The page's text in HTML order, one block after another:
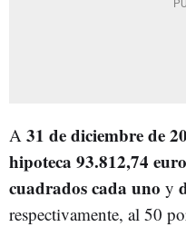
A 31 de diciembre de
hipoteca 93.812,74
cuadrados cada uno y
respectivamente, al 50